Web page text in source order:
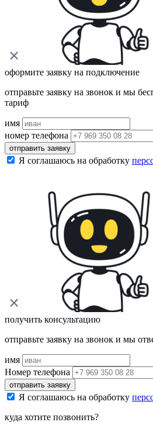
оформите заявку на подключение
отправьте заявку на звонок и мы
тариф
имя
номер телефона
отправить заявку
Я соглашаюсь на обработку
получить консультацию
отправьте заявку на звонок и мы
имя
Номер телефона
отправить заявку
Я соглашаюсь на обработку
куда хотите позвонить?